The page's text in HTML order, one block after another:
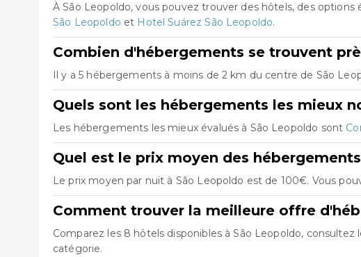
À São Leopoldo, vous pouvez trouver des hôtels, des
São Leopoldo et Hotel Suárez São Leopoldo.
Combien d'hébergements se trouvent
Il y a 5 hébergements à moins de 2 km du centre de São
Quels sont les hébergements les mieux
Les hébergements les mieux évalués à São Leopoldo sont
Quel est le prix moyen des
Le prix moyen par nuit à São Leopoldo est de 100€. Vous
Comment trouver la meilleure offre
Comparez les 8 hôtels disponibles à São Leopoldo,
catégorie.